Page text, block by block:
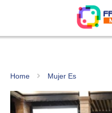
Home Mujer Es